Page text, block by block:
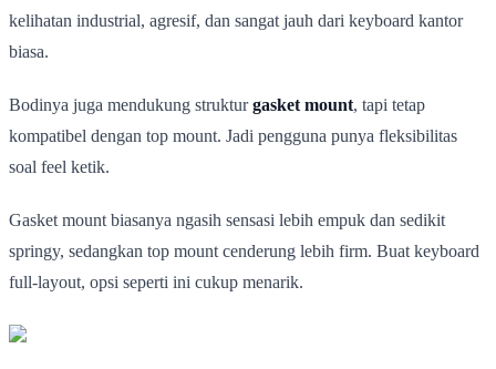
kelihatan industrial, agresif, dan sangat jauh dari keyboard kantor
biasa.
Bodinya juga mendukung strukturgasket mount, tapi tetap
kompatibel dengan top mount. Jadi pengguna punya fleksibilitas
soal feel ketik.
Gasket mount biasanya ngasih sensasi lebih empuk dan sedikit
springy, sedangkan top mount cenderung lebih firm. Buat keyboard
full-layout, opsi seperti ini cukup menarik.